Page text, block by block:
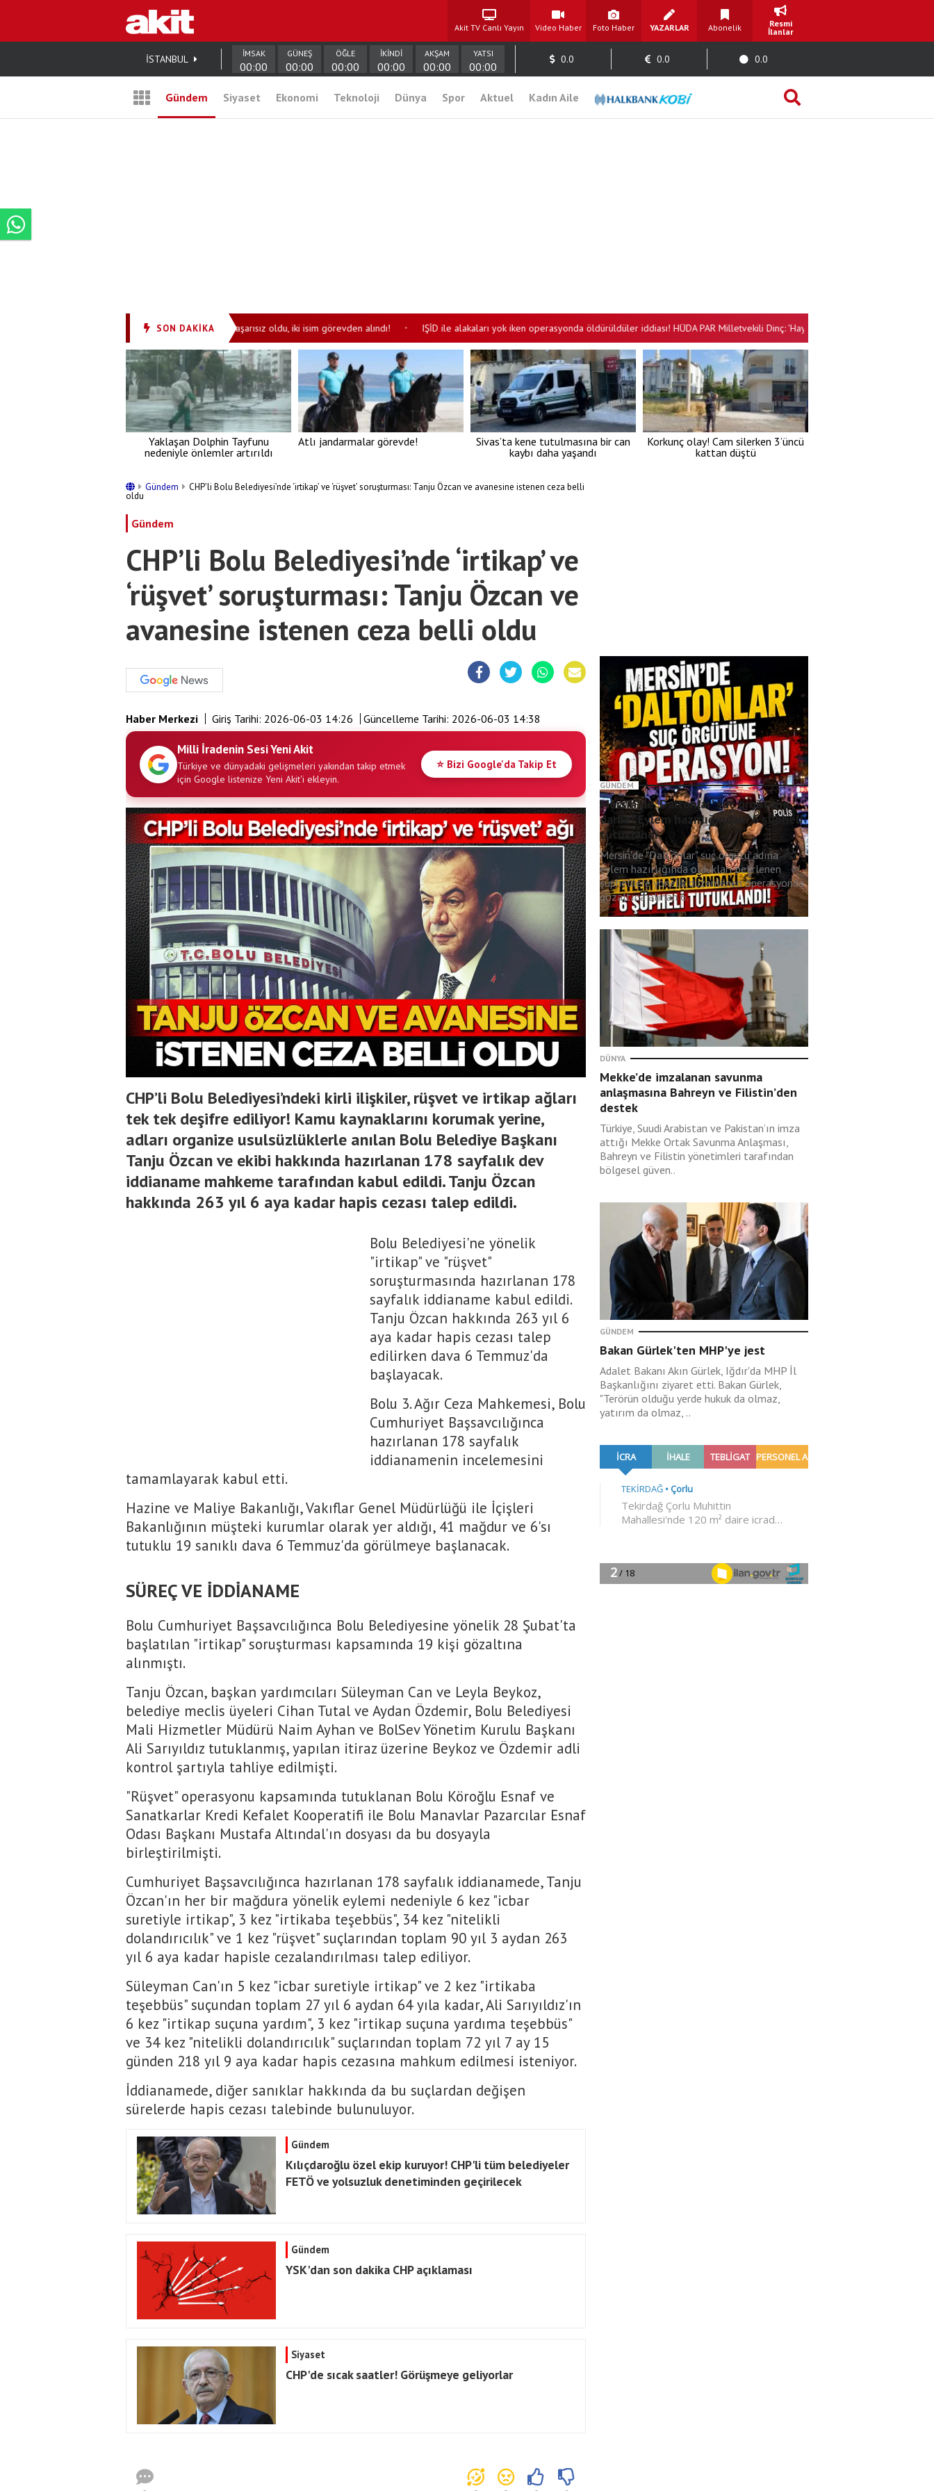
Akit TV Canlı Yayın Video Haber Foto Haber YAZARLAR Abonelik
Resmi
İlanlar
İSTANBUL İMSAK
00:00
GÜNEŞ
00:00
ÖĞLE
00:00
İKİNDİ
00:00
AKŞAM
00:00
YATSI
00:00
0.0 0.0 0.0
Gündem Siyaset Ekonomi Teknoloji Dünya Spor Aktuel Kadın Aile
SON DAKİKA
Mossad'ın planı başarısız oldu, iki isim görevden alındı! • IŞİD ile alakaları yok iken operasyonda öldürüldüler iddiası! HÜDA PAR Milletvekili Dinç: 'Haymana operasyonu aydınlatılmalı!'
Yaklaşan Dolphin Tayfunu
nedeniyle önlemler artırıldı
Atlı jandarmalar görevde!
Sivas’ta kene tutulmasına bir can
kaybı daha yaşandı
Korkunç olay! Cam silerken 3’üncü
kattan düştü
Gündem CHP’li Bolu Belediyesi’nde ‘irtikap’ ve ‘rüşvet’ soruşturması: Tanju Özcan ve avanesine istenen ceza belli
oldu
Gündem
CHP’li Bolu Belediyesi’nde ‘irtikap’ ve
‘rüşvet’ soruşturması: Tanju Özcan ve
avanesine istenen ceza belli oldu
Haber Merkezi Giriş Tarihi: 2026-06-03 14:26 Güncelleme Tarihi: 2026-06-03 14:38
Milli İradenin Sesi Yeni Akit
Türkiye ve dünyadaki gelişmeleri yakından takip etmek
için Google listenize Yeni Akit'i ekleyin.
⭐ Bizi Google'da Takip Et
CHP’li Bolu Belediyesi’ndeki kirli ilişkiler, rüşvet ve irtikap ağları
tek tek deşifre ediliyor! Kamu kaynaklarını korumak yerine,
adları organize usulsüzlüklerle anılan Bolu Belediye Başkanı
Tanju Özcan ve ekibi hakkında hazırlanan 178 sayfalık dev
iddianame mahkeme tarafından kabul edildi. Tanju Özcan
hakkında 263 yıl 6 aya kadar hapis cezası talep edildi.
Bolu Belediyesi'ne yönelik
"irtikap" ve "rüşvet"
soruşturmasında hazırlanan 178
sayfalık iddianame kabul edildi.
Tanju Özcan hakkında 263 yıl 6
aya kadar hapis cezası talep
edilirken dava 6 Temmuz'da
başlayacak.
Bolu 3. Ağır Ceza Mahkemesi, Bolu
Cumhuriyet Başsavcılığınca
hazırlanan 178 sayfalık
iddianamenin incelemesini
tamamlayarak kabul etti.
Hazine ve Maliye Bakanlığı, Vakıflar Genel Müdürlüğü ile İçişleri
Bakanlığının müşteki kurumlar olarak yer aldığı, 41 mağdur ve 6'sı
tutuklu 19 sanıklı dava 6 Temmuz'da görülmeye başlanacak.
SÜREÇ VE İDDİANAME
Bolu Cumhuriyet Başsavcılığınca Bolu Belediyesine yönelik 28 Şubat'ta
başlatılan "irtikap" soruşturması kapsamında 19 kişi gözaltına
alınmıştı.
Tanju Özcan, başkan yardımcıları Süleyman Can ve Leyla Beykoz,
belediye meclis üyeleri Cihan Tutal ve Aydan Özdemir, Bolu Belediyesi
Mali Hizmetler Müdürü Naim Ayhan ve BolSev Yönetim Kurulu Başkanı
Ali Sarıyıldız tutuklanmış, yapılan itiraz üzerine Beykoz ve Özdemir adli
kontrol şartıyla tahliye edilmişti.
"Rüşvet" operasyonu kapsamında tutuklanan Bolu Köroğlu Esnaf ve
Sanatkarlar Kredi Kefalet Kooperatifi ile Bolu Manavlar Pazarcılar Esnaf
Odası Başkanı Mustafa Altındal'ın dosyası da bu dosyayla
birleştirilmişti.
Cumhuriyet Başsavcılığınca hazırlanan 178 sayfalık iddianamede, Tanju
Özcan'ın her bir mağdura yönelik eylemi nedeniyle 6 kez "icbar
suretiyle irtikap", 3 kez "irtikaba teşebbüs", 34 kez "nitelikli
dolandırıcılık" ve 1 kez "rüşvet" suçlarından toplam 90 yıl 3 aydan 263
yıl 6 aya kadar hapisle cezalandırılması talep ediliyor.
Süleyman Can'ın 5 kez "icbar suretiyle irtikap" ve 2 kez "irtikaba
teşebbüs" suçundan toplam 27 yıl 6 aydan 64 yıla kadar, Ali Sarıyıldız'ın
6 kez "irtikap suçuna yardım", 3 kez "irtikap suçuna yardıma teşebbüs"
ve 34 kez "nitelikli dolandırıcılık" suçlarından toplam 72 yıl 7 ay 15
günden 218 yıl 9 aya kadar hapis cezasına mahkum edilmesi isteniyor.
İddianamede, diğer sanıklar hakkında da bu suçlardan değişen
sürelerde hapis cezası talebinde bulunuluyor.
Gündem
Kılıçdaroğlu özel ekip kuruyor! CHP'li tüm belediyeler
FETÖ ve yolsuzluk denetiminden geçirilecek
Gündem
YSK'dan son dakika CHP açıklaması
Siyaset
CHP'de sıcak saatler! Görüşmeye geliyorlar
GÜNDEM
Mersin'de 'Daltonlar' suç örgütüne
darbe! Eylem hazırlığındaki 6 şüpheli
tutuklandı
Mersin'de "Daltonlar" suç örgütü adına
eylem hazırlığında oldukları belirlenen
şüphelilere yönelik düzenlenen operasyonda
gözaltına alınan 6..
DÜNYA
Mekke’de imzalanan savunma
anlaşmasına Bahreyn ve Filistin’den
destek
Türkiye, Suudi Arabistan ve Pakistan’ın imza
attığı Mekke Ortak Savunma Anlaşması,
Bahreyn ve Filistin yönetimleri tarafından
bölgesel güven..
GÜNDEM
Bakan Gürlek'ten MHP'ye jest
Adalet Bakanı Akın Gürlek, Iğdır'da MHP İl
Başkanlığını ziyaret etti. Bakan Gürlek,
"Terörün olduğu yerde hukuk da olmaz,
yatırım da olmaz, ..